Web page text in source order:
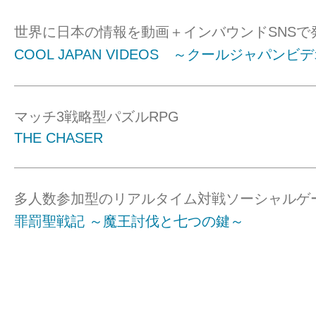
世界に日本の情報を動画＋インバウンドSNSで
COOL JAPAN VIDEOS ～クールジャパンビ
マッチ3戦略型パズルRPG
THE CHASER
多人数参加型のリアルタイム対戦ソーシャルゲ
罪罰聖戦記 ～魔王討伐と七つの鍵～